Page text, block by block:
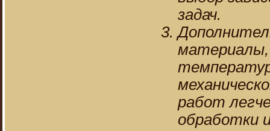
задач.
материалы,
работ
обработки